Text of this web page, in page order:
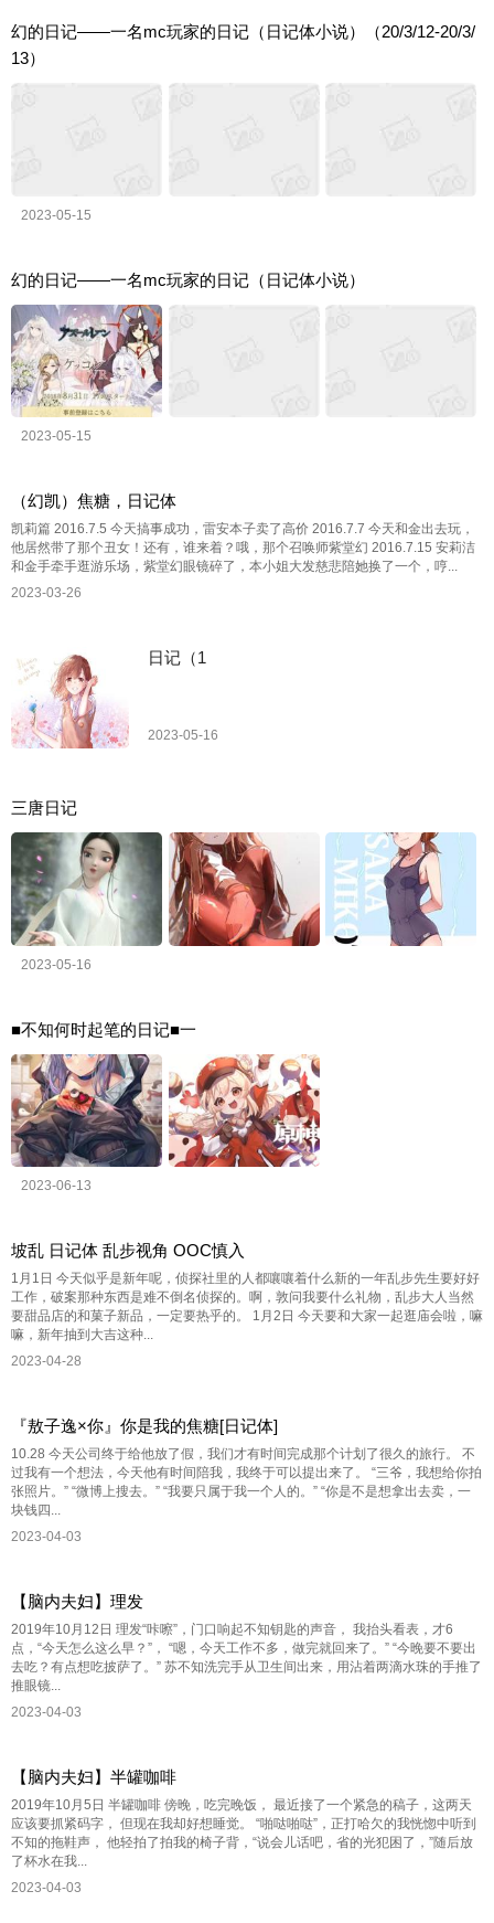
幻的日记——一名mc玩家的日记（日记体小说）（20/3/12-20/3/
13）
2023-05-15
幻的日记——一名mc玩家的日记（日记体小说）
2023-05-15
（幻凯）焦糖，日记体
凯莉篇 2016.7.5 今天搞事成功，雷安本子卖了高价 2016.7.7 今天和金出去玩，
他居然带了那个丑女！还有，谁来着？哦，那个召唤师紫堂幻 2016.7.15 安莉洁
和金手牵手逛游乐场，紫堂幻眼镜碎了，本小姐大发慈悲陪她换了一个，哼...
2023-03-26
日记（1
2023-05-16
三唐日记
2023-05-16
■不知何时起笔的日记■一
2023-06-13
坡乱 日记体 乱步视角 OOC慎入
1月1日 今天似乎是新年呢，侦探社里的人都嚷嚷着什么新的一年乱步先生要好好
工作，破案那种东西是难不倒名侦探的。啊，敦问我要什么礼物，乱步大人当然
要甜品店的和菓子新品，一定要热乎的。 1月2日 今天要和大家一起逛庙会啦，嘛
嘛，新年抽到大吉这种...
2023-04-28
『敖子逸×你』你是我的焦糖[日记体]
10.28 今天公司终于给他放了假，我们才有时间完成那个计划了很久的旅行。 不
过我有一个想法，今天他有时间陪我，我终于可以提出来了。 “三爷，我想给你拍
张照片。” “微博上搜去。” “我要只属于我一个人的。” “你是不是想拿出去卖，一
块钱四...
2023-04-03
【脑内夫妇】理发
2019年10月12日 理发“咔嚓”，门口响起不知钥匙的声音， 我抬头看表，才6
点，“今天怎么这么早？”， “嗯，今天工作不多，做完就回来了。” “今晚要不要出
去吃？有点想吃披萨了。” 苏不知洗完手从卫生间出来，用沾着两滴水珠的手推了
推眼镜...
2023-04-03
【脑内夫妇】半罐咖啡
2019年10月5日 半罐咖啡 傍晚，吃完晚饭， 最近接了一个紧急的稿子，这两天
应该要抓紧码字， 但现在我却好想睡觉。 “啪哒啪哒”，正打哈欠的我恍惚中听到
不知的拖鞋声， 他轻拍了拍我的椅子背，“说会儿话吧，省的光犯困了，”随后放
了杯水在我...
2023-04-03